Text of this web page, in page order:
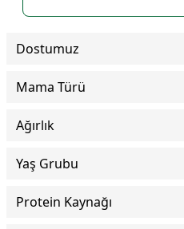
Dostumuz
Mama Türü
Ağırlık
Yaş Grubu
Protein Kaynağı